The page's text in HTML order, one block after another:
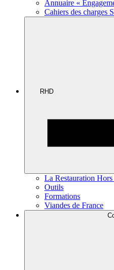
Annuaire «
Cahiers des charges
RHD
La Restauration
Outils
Formations
Viandes de France